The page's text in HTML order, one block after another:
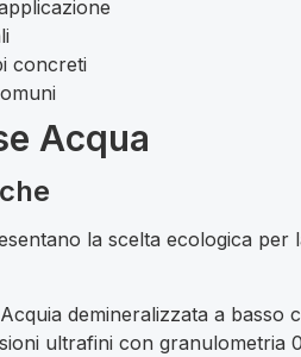
concreti
Acqua
la scelta ecologica
demineralizzata a basso
ultrafini con granulometria